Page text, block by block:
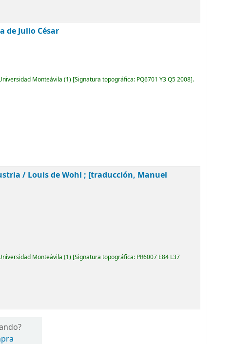
de Julio César
Monteávila (1) Signatura topográfica: PQ6701 Y3 Q5 2008 .
/ Louis de Wohl ; [traducción, Manuel
Monteávila (1) Signatura topográfica: PR6007 E84 L37